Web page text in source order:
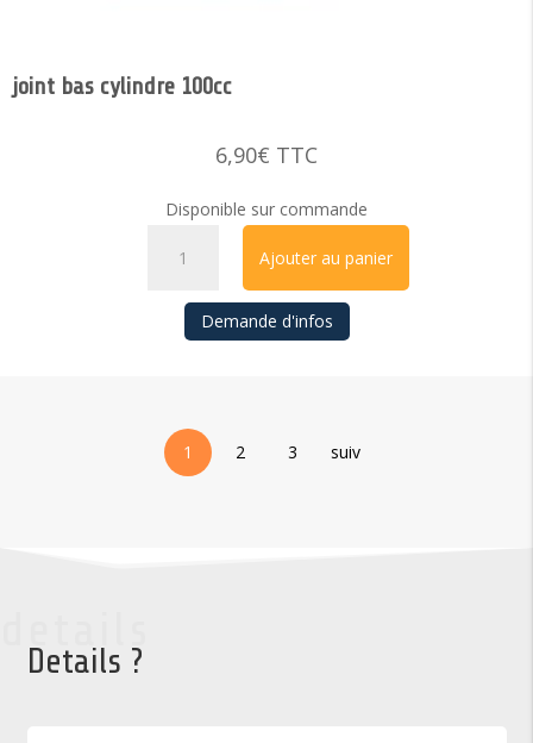
joint bas cylindre 100cc
6,90€ TTC
Disponible sur commande
Ajouter au panier
Demande d'infos
1 2 3 suiv
Details ?